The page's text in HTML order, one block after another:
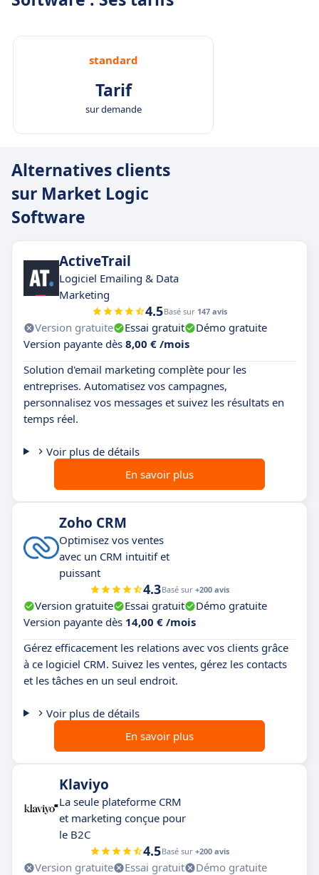
standard
Tarif
sur demande
Alternatives clients
sur Market Logic
Software
ActiveTrail
Logiciel Emailing & Data
Marketing
4.5Basé sur 147 avis
Version gratuite Essai gratuit
Démo gratuite
Version payante dès 8,00 € /mois
Solution d'email marketing complète pour les
entreprises. Automatisez vos campagnes,
personnalisez vos messages et suivez les résultats en
temps réel.
Voir plus de détails
En savoir plus
Zoho CRM
Optimisez vos ventes
avec un CRM intuitif et
puissant
4.3Basé sur +200 avis
Version gratuite Essai gratuit
Démo gratuite
Version payante dès 14,00 € /mois
Gérez efficacement les relations avec vos clients grâce
à ce logiciel CRM. Suivez les ventes, gérez les contacts
et les tâches en un seul endroit.
Voir plus de détails
En savoir plus
Klaviyo
La seule plateforme CRM
et marketing conçue pour
le B2C
4.5Basé sur +200 avis
Version gratuite Essai gratuit
Démo gratuite